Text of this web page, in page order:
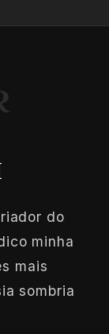
do
minha
mais
sombria